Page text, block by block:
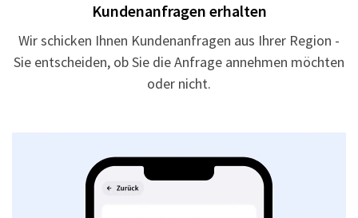
Kundenanfragen erhalten
Wir schicken Ihnen Kundenanfragen aus Ihrer Region -
Sie entscheiden, ob Sie die Anfrage annehmen möchten
oder nicht.